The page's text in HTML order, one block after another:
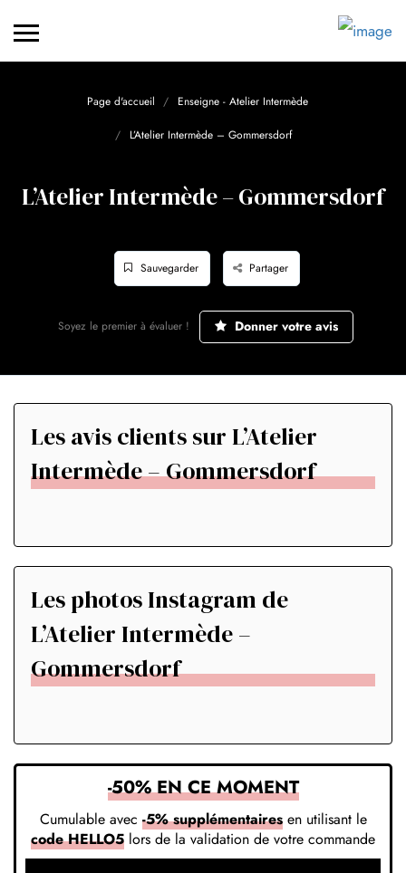
Page d'accueil Enseigne - Atelier Intermède
L’Atelier Intermède – Gommersdorf
L’Atelier Intermède – Gommersdorf
Sauvegarder Partager
Soyez le premier à évaluer ! Donner votre avis
Les avis clients sur L’Atelier
Intermède – Gommersdorf
Les photos Instagram de
L’Atelier Intermède –
Gommersdorf
-50% EN CE MOMENT
Cumulable avec -5% supplémentairesen utilisant le
code HELLO5 lors de la validation de votre commande